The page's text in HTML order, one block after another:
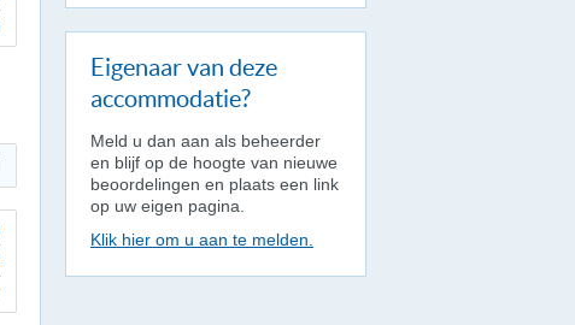
Eigenaar van deze
accommodatie?
Meld u dan aan als beheerder
en blijf op de hoogte van nieuwe
beoordelingen en plaats een link
op uw eigen pagina.
Klik hier om u aan te melden.